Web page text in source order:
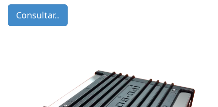
Consultar..